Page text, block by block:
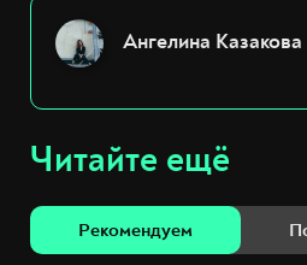
Ангелина Казакова
Читайте ещё
Рекомендуем